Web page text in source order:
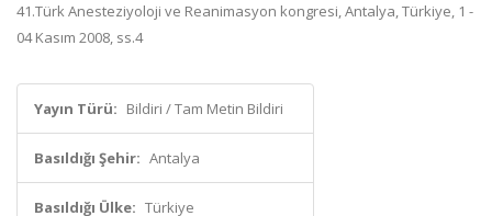
41.Türk Anesteziyoloji ve Reanimasyon kongresi, Antalya, Türkiye, 1 -
04 Kasım 2008, ss.4
Yayın Türü: Bildiri / Tam Metin Bildiri
Basıldığı Şehir: Antalya
Basıldığı Ülke: Türkiye